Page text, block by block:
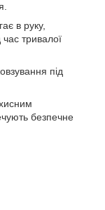
в руку,
час тривалої
під
безпечне